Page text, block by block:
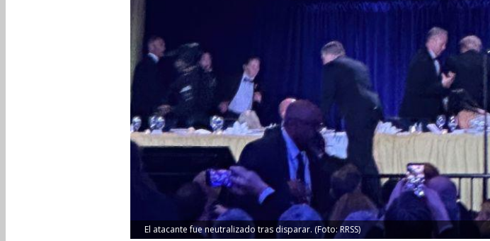
El atacante fue neutralizado tras disparar. (Foto: RRSS)